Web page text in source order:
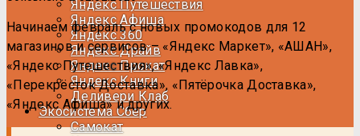
Яндекс Путешествия
Яндекс Афиша
Яндекс 360
Яндекс Драйв
Яндекс Прокат
Яндекс Книги
Деливери Клаб
Экосистема Сбер
Самокат
Начинаем февраль с новых промокодов для 12
магазинов и сервисов – «Яндекс Маркет», «АШАН»,
«Яндекс Путешествия», «Яндекс Лавка»,
«Перекрёсток Доставка», «Пятёрочка Доставка»,
«Яндекс Афиша» и других.